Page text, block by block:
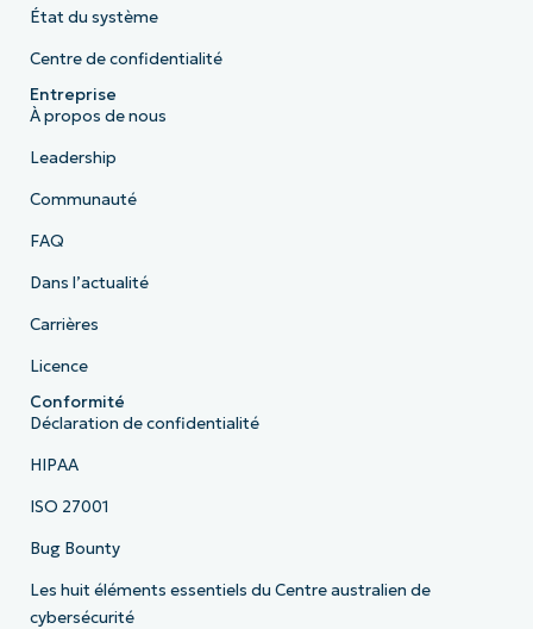
État du système
Centre de confidentialité
Entreprise
À propos de nous
Leadership
Communauté
FAQ
Dans l’actualité
Carrières
Licence
Conformité
Déclaration de confidentialité
HIPAA
ISO 27001
Bug Bounty
Les huit éléments essentiels du Centre australien de
cybersécurité